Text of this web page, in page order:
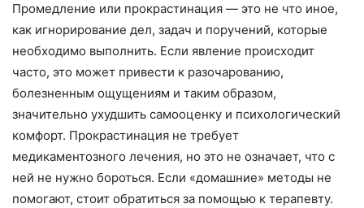
Промедление или прокрастинация — это не что иное,
как игнорирование дел, задач и поручений, которые
необходимо выполнить. Если явление происходит
часто, это может привести к разочарованию,
болезненным ощущениям и таким образом,
значительно ухудшить самооценку и психологический
комфорт. Прокрастинация не требует
медикаментозного лечения, но это не означает, что с
ней не нужно бороться. Если «домашние» методы не
помогают, стоит обратиться за помощью к терапевту.